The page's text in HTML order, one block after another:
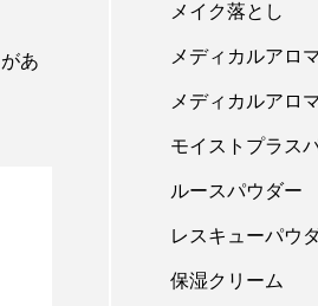
あ
メイク落とし
メディカルアロ
メディカルアロ
モイストプラス
ルースパウダー
レスキューパウ
保湿クリーム